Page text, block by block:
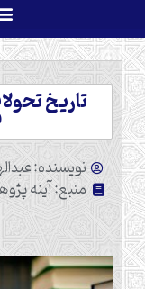
تاريخ
نویسنده:
منبع: آینه پژوهش